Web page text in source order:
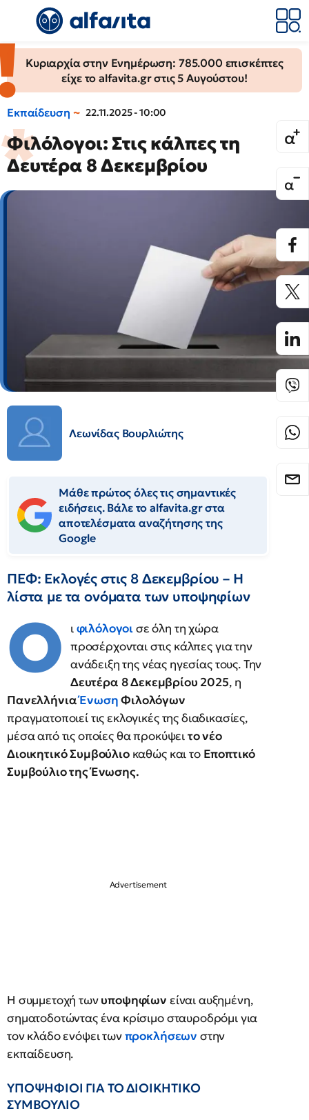
Κυριαρχία στην Ενημέρωση: 785.000 επισκέπτες
είχε το alfavita.gr στις 5 Αυγούστου!
Εκπαίδευση 22.11.2025 - 10:00
Φιλόλογοι: Στις κάλπες τη
Δευτέρα 8 Δεκεμβρίου
Λεωνίδας Βουρλιώτης
Μάθε πρώτος όλες τις σημαντικές
ειδήσεις. Βάλε το alfavita.gr στα
αποτελέσματα αναζήτησης της
Google
ΠΕΦ: Εκλογές στις 8 Δεκεμβρίου – Η
λίστα με τα ονόματα των υποψηφίων
Ο ιφιλόλογοισε όλη τη χώρα
προσέρχονται στις κάλπες για την
ανάδειξη της νέας ηγεσίας τους. Την
Δευτέρα 8 Δεκεμβρίου 2025, η
ΠανελλήνιαΈνωσηΦιλολόγων
πραγματοποιεί τις εκλογικές της διαδικασίες,
μέσα από τις οποίες θα προκύψειτο νέο
Διοικητικό Συμβούλιοκαθώς και το Εποπτικό
Συμβούλιο της Ένωσης.
Η συμμετοχή τωνυποψηφίων είναι αυξημένη,
σηματοδοτώντας ένα κρίσιμο σταυροδρόμι για
τον κλάδο ενόψει τωνπροκλήσεων στην
εκπαίδευση.
ΥΠΟΨΗΦΙΟΙ ΓΙΑ ΤΟ ΔΙΟΙΚΗΤΙΚΟ
ΣΥΜΒΟΥΛΙΟ